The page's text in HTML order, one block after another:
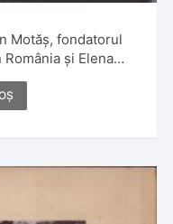
Motăș, fondatorul
și Elena
Slănic, Poiana